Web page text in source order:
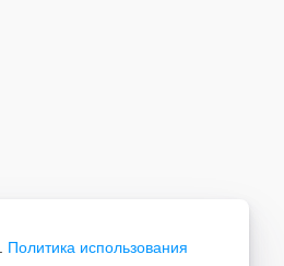
Политика использования